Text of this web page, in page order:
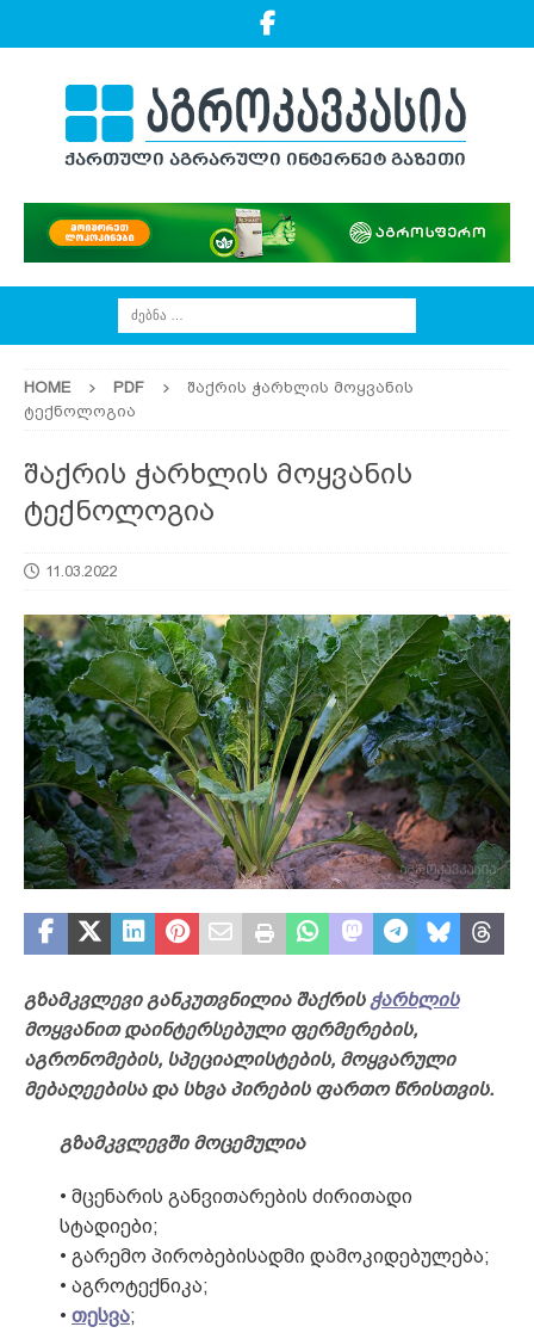
HOME PDF
შაქრის ჭარხლის მოყვანის
ტექნოლოგია
შაქრის ჭარხლის მოყვანის
ტექნოლოგია
11.03.2022
გზამკვლევი განკუთვნილია შაქრის ჭარხლის
მოყვანით დაინტერსებული ფერმერების,
აგრონომების, სპეციალისტების, მოყვარული
მებაღეებისა და სხვა პირების ფართო წრისთვის.
გზამკვლევში მოცემულია
• მცენარის განვითარების ძირითადი
სტადიები;
• გარემო პირობებისადმი დამოკიდებულება;
• აგროტექნიკა;
• თესვა;